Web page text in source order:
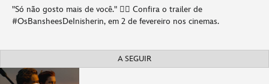
"Só não gosto mais de você." 🤷‍♂️ Confira o trailer de
#OsBansheesDeInisherin, em 2 de fevereiro nos cinemas.
A SEGUIR